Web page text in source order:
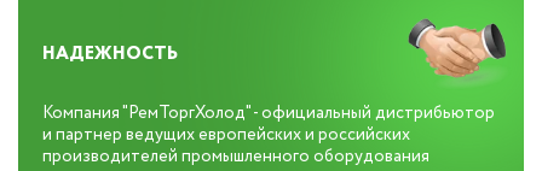
НАДЕЖНОСТЬ
Компания "РемТоргХолод" - официальный дистрибьютор
и партнер ведущих европейских и российских
производителей промышленного оборудования